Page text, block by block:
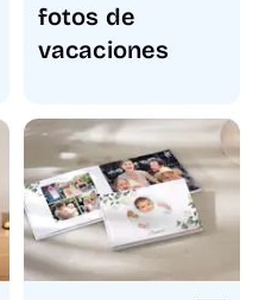
fotos de
vacaciones